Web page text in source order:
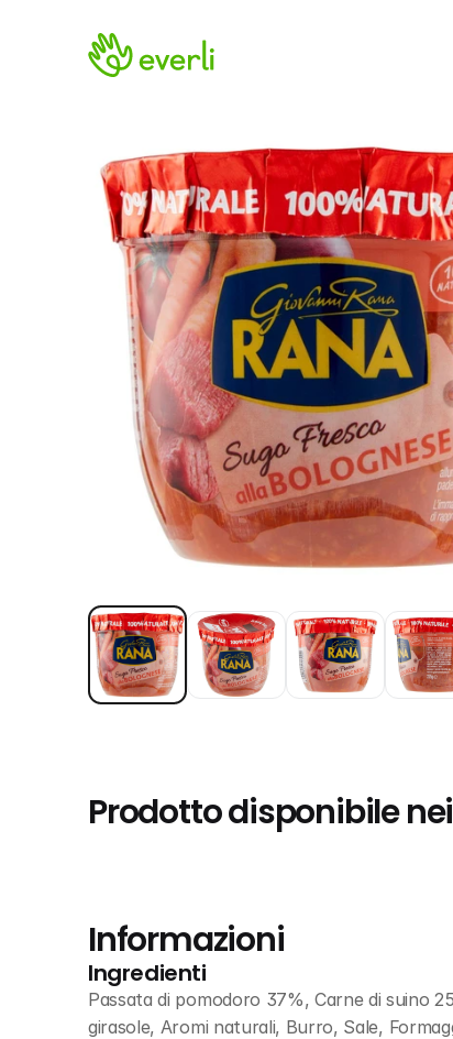
Prodotto disponibile
Informazioni
Ingredienti
Passata di pomodoro 37%, Carne di suino
girasole, Aromi naturali, Burro, Sale,